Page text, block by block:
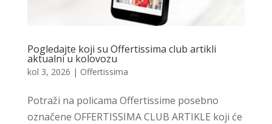
Pogledajte koji su Offertissima club artikli
aktualni u kolovozu
kol 3, 2026 | Offertissima
Potraži na policama Offertissime posebno
označene OFFERTISSIMA CLUB ARTIKLE koji će